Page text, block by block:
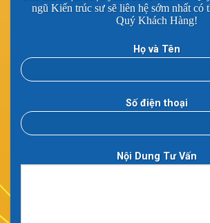
ngũ Kiến trúc sư sẽ liên hệ sớm nhất có
Quý Khách Hàng!
Họ và Tên
Số điện thoại
Nội Dung Tư Vấn